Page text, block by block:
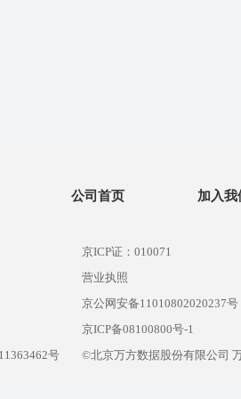
公司首页 加入我
号
京ICP证：010071
营业执照
京公网安备11010802020237号
京ICP备08100800号-1
©北京万方数据股份有限公司